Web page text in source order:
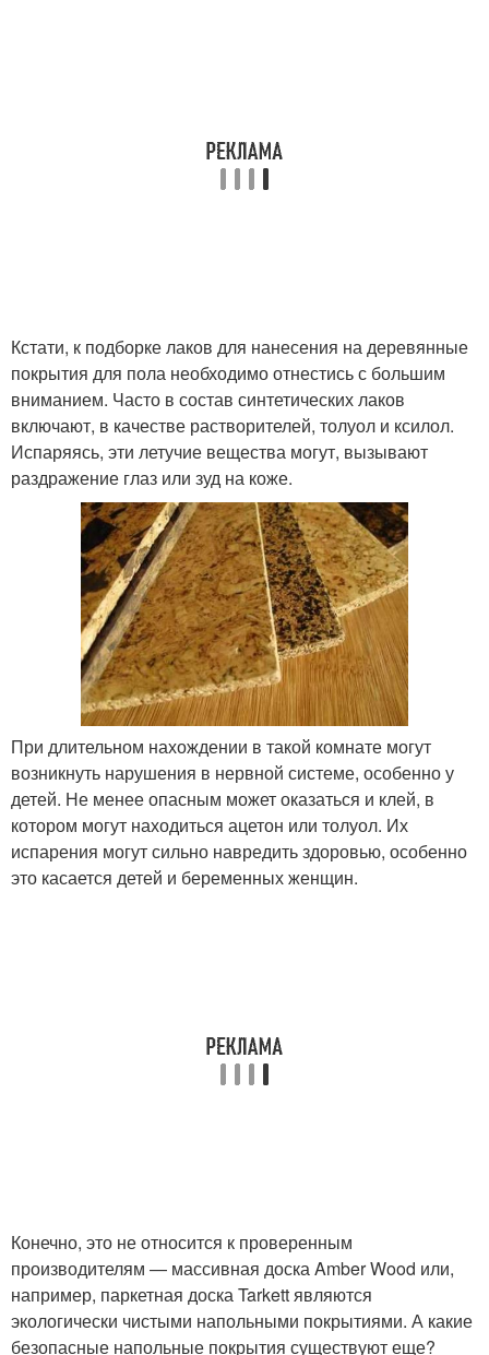
Кстати, к подборке лаков для нанесения на деревянные
покрытия для пола необходимо отнестись с большим
вниманием. Часто в состав синтетических лаков
включают, в качестве растворителей, толуол и ксилол.
Испаряясь, эти летучие вещества могут, вызывают
раздражение глаз или зуд на коже.
При длительном нахождении в такой комнате могут
возникнуть нарушения в нервной системе, особенно у
детей. Не менее опасным может оказаться и клей, в
котором могут находиться ацетон или толуол. Их
испарения могут сильно навредить здоровью, особенно
это касается детей и беременных женщин.
Конечно, это не относится к проверенным
производителям — массивная доска Amber Wood или,
например, паркетная доска Tarkett являются
экологически чистыми напольными покрытиями. А какие
безопасные напольные покрытия существуют еще?